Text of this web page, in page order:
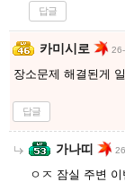
답글
카미시로
장소문제 해결된게
답글
가나띠
ㅇㅈ 잠실 주변